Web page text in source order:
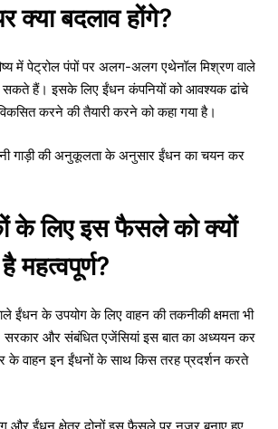
क्या बदलाव होंगे?
में पेट्रोल पंपों पर अलग-अलग एथेनॉल मिश्रण वाले
सकते हैं। इसके लिए ईंधन कंपनियों को आवश्यक ढांचे
करने की तैयारी करने को कहा गया है।
गाड़ी की अनुकूलता के अनुसार ईंधन का चयन कर
के लिए इस फैसले को क्यों
महत्वपूर्ण?
ईंधन के उपयोग के लिए वाहन की तकनीकी क्षमता भी
सरकार और संबंधित एजेंसियां इस बात का अध्ययन कर
के वाहन इन ईंधनों के साथ किस तरह प्रदर्शन करते
और ईंधन क्षेत्र दोनों इस फैसले पर नजर बनाए हुए